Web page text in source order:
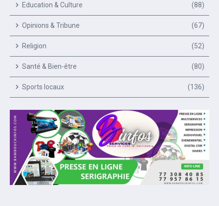
Education & Culture (88)
Opinions & Tribune (67)
Religion (52)
Santé & Bien-être (80)
Sports locaux (136)